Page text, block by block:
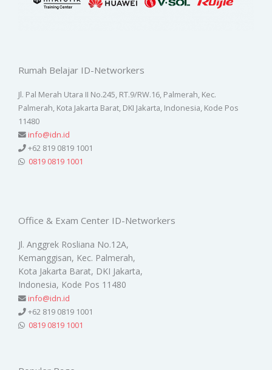
Rumah Belajar ID-Networkers
Jl. Pal Merah Utara II No.245, RT.9/RW.16, Palmerah, Kec.
Palmerah, Kota Jakarta Barat, DKI Jakarta, Indonesia, Kode Pos
11480
info@idn.id
+62 819 0819 1001
0819 0819 1001
Office & Exam Center ID-Networkers
Jl. Anggrek Rosliana No.12A,
Kemanggisan, Kec. Palmerah,
Kota Jakarta Barat, DKI Jakarta,
Indonesia, Kode Pos 11480
info@idn.id
+62 819 0819 1001
0819 0819 1001